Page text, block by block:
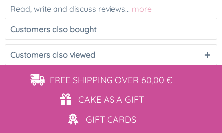
Read, write and discuss reviews... more
Customers also bought
Customers also viewed
FREE SHIPPING OVER 60,00 €
CAKE ASA GIFT
GIFT CARDS